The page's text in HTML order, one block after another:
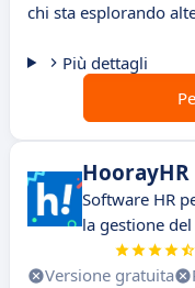
chi sta esplorando
Più dettagli
HoorayHR
Software HR
la gestione
Versione gratuita